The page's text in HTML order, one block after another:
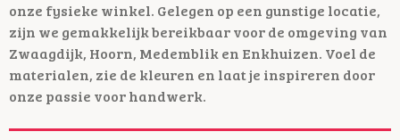
onze fysieke winkel. Gelegen op een gunstige locatie,
zijn we gemakkelijk bereikbaar voor de omgeving van
Zwaagdijk, Hoorn, Medemblik en Enkhuizen. Voel de
materialen, zie de kleuren en laat je inspireren door
onze passie voor handwerk.